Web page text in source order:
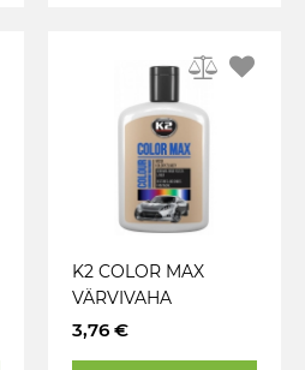
K2 COLOR MAX
VÄRVIVAHA
HÕBEHALL 200ML
3,76 €